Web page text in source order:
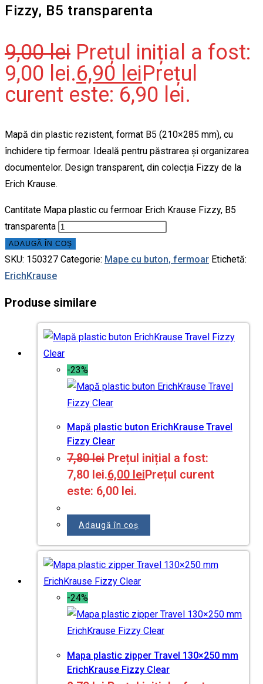
Fizzy, B5 transparenta
9,00lei Prețul inițial a fost:
9,00 lei.6,90 leiPrețul
curent este: 6,90 lei.
Mapă din plastic rezistent, format B5 (210×285 mm), cu
închidere tip fermoar. Ideală pentru păstrarea și organizarea
documentelor. Design transparent, din colecția Fizzy de la
Erich Krause.
Cantitate Mapa plastic cu fermoar Erich Krause Fizzy, B5
transparenta
ADAUGĂ ÎN COȘ
SKU: 150327 Categorie: Mape cu buton, fermoar Etichetă:
ErichKrause
Produse similare
-23%
Mapă plastic buton ErichKrause Travel
Fizzy Clear
7,80lei Prețul inițial a fost:
7,80 lei.6,00 leiPrețul curent
este: 6,00 lei.
Adaugă în coș
-24%
Mapa plastic zipper Travel 130×250 mm
ErichKrause Fizzy Clear